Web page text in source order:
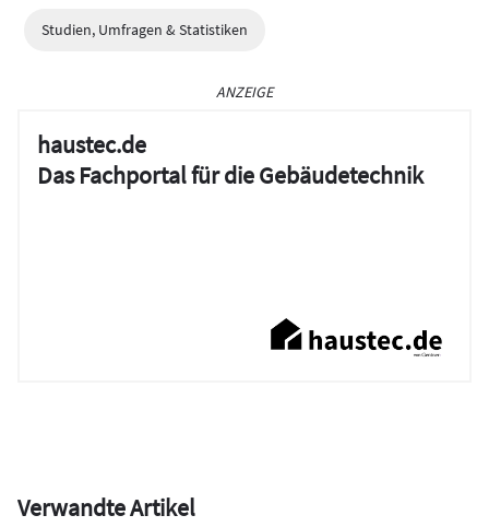
Studien, Umfragen & Statistiken
ANZEIGE
haustec.de
Das Fachportal für die Gebäudetechnik
Verwandte Artikel